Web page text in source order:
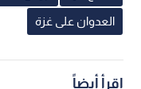
العدوان على غزة
اقرأ أيضاً